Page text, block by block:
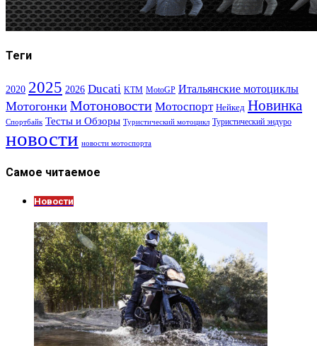
Теги
2020 2025 2026 Ducati KTM MotoGP Итальянские мотоциклы
Мотогонки Мотоновости Мотоспорт Нейкед Новинка
Спортбайк Тесты и Обзоры Туристический мотоцикл Туристический эндуро
новости новости мотоспорта
Самое читаемое
Новости